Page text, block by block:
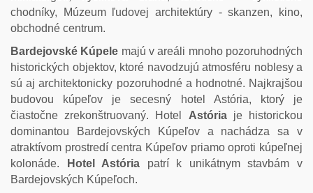
chodníky, Múzeum ľudovej architektúry - skanzen, kino,
obchodné centrum.
Bardejovské Kúpele majú v areáli mnoho pozoruhodných
historických objektov, ktoré navodzujú atmosféru noblesy a
sú aj architektonicky pozoruhodné a hodnotné. Najkrajšou
budovou kúpeľov je secesný hotel Astória, ktorý je
čiastočne zrekonštruovaný. Hotel Astória je historickou
dominantou Bardejovských Kúpeľov a nachádza sa v
atraktívom prostredí centra Kúpeľov priamo oproti kúpeľnej
kolonáde.
Hotel Astória patrí k unikátnym stavbám v
Bardejovských Kúpeľoch.